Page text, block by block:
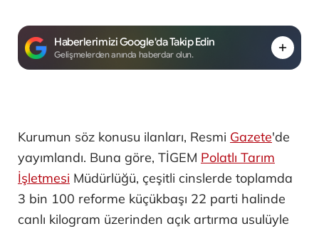
Haberlerimizi Google'da Takip Edin
Gelişmelerden anında haberdar olun.
Kurumun söz konusu ilanları, Resmi Gazete'de
yayımlandı. Buna göre, TİGEM Polatlı Tarım
İşletmesi Müdürlüğü, çeşitli cinslerde toplamda
3 bin 100 reforme küçükbaşı 22 parti halinde
canlı kilogram üzerinden açık artırma usulüyle